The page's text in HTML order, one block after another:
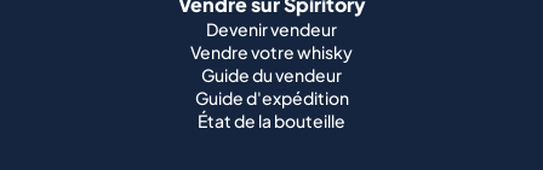
Devenir vendeur
Vendre votre whisky
Guide du vendeur
Guide d'expédition
État de la bouteille